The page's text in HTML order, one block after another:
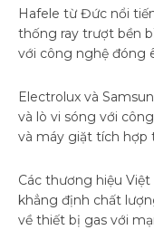
Hafele từ Đức nổi
thống ray trượt bền
với công nghệ đóng
Electrolux và
và lò vi sóng với
và máy giặt tích hợp
Các thương hiệu
khẳng định chất
về thiết bị gas với